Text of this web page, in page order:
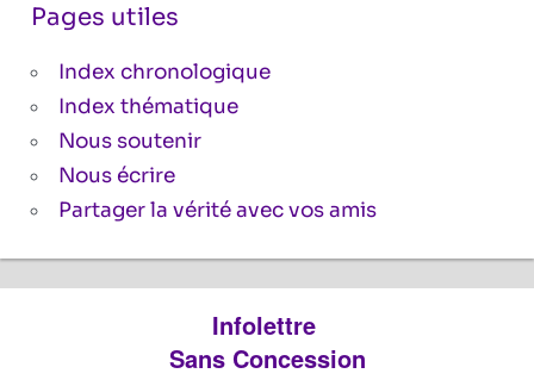
Pages utiles
Index chronologique
Index thématique
Nous soutenir
Nous écrire
Partager la vérité avec vos amis
Infolettre
Sans Concession